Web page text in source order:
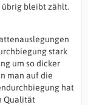
übrig bleibt zählt.
stark
um so dicker
man auf die
hat
Qualität